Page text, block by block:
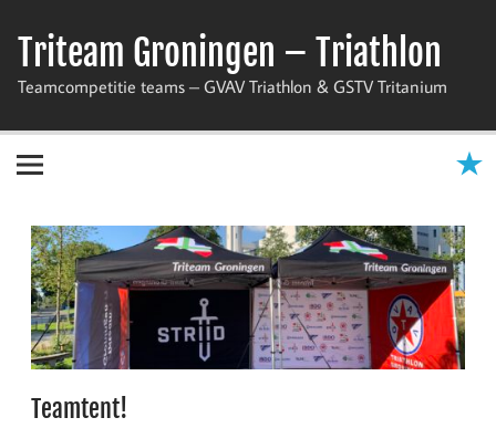
content
Triteam Groningen – Triathlon
Teamcompetitie teams – GVAV Triathlon & GSTV Tritanium
Teamtent!